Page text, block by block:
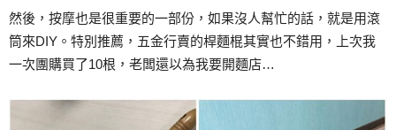
然後，按摩也是很重要的一部份，如果沒人幫忙的話，就是用滾
筒來DIY。特別推薦，五金行賣的桿麵棍其實也不錯用，上次我
一次團購買了10根，老闆還以為我要開麵店…